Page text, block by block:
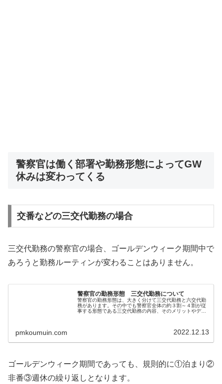
警察官は働く部署や勤務形態によってGW
休みは変わってくる
交番などの三交代勤務の場合
三交代勤務の警察官の場合、ゴールデンウィーク期間中で
あろうと勤務ルーティンが変わることはありません。
警察官の勤務形態 三交代勤務について
警察官の勤務形態は、大きく分けて三交代勤務と六交代勤
務があります。その中でも警察官全体の約３割～４割が従
事する形態である三交代勤務の内容、そのメリットやデメ
pmkoumuin.com 2022.12.13
ゴールデンウィーク期間であっても、規則的に①泊まり②
非番③週休の繰り返しとなります。